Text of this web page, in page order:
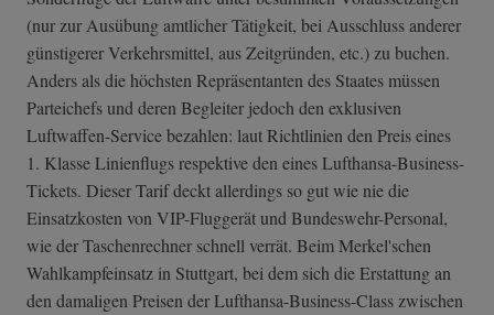
(nur zur Ausübung amtlicher Tätigkeit, bei Ausschluss anderer
günstigerer Verkehrsmittel, aus Zeitgründen, etc.) zu buchen.
Anders als die höchsten Repräsentanten des Staates müssen
Parteichefs und deren Begleiter jedoch den exklusiven
Luftwaffen-Service bezahlen: laut Richtlinien den Preis eines
1. Klasse Linienflugs respektive den eines Lufthansa-Business-
Tickets. Dieser Tarif deckt allerdings so gut wie nie die
Einsatzkosten von VIP-Fluggerät und Bundeswehr-Personal,
wie der Taschenrechner schnell verrät. Beim Merkel'schen
Wahlkampfeinsatz in Stuttgart, bei dem sich die Erstattung an
den damaligen Preisen der Lufthansa-Business-Class zwischen